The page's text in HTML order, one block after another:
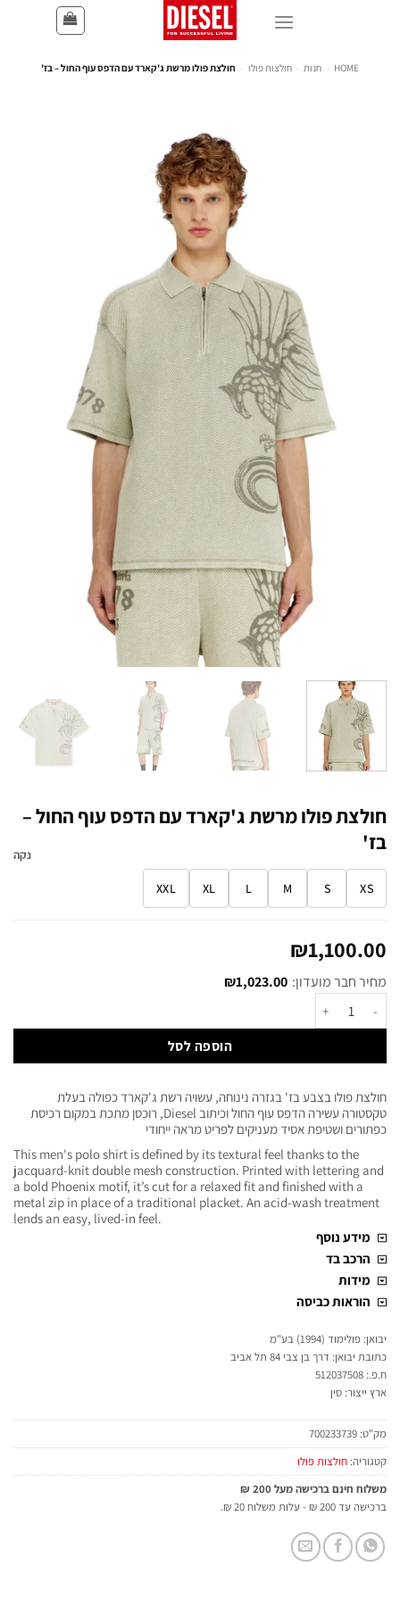
HOME
- חנות - חולצות פולו - חולצת פולו מרשת ג'קארד עם הדפס עוף החול – בז'
חולצת פולו מרשת ג'קארד עם הדפס עוף החול –
בז'
XS
S
M
L
XL
XXL
נקה
₪1,100.00
מחיר חבר מועדון: ₪1,023.00
הוספה לסל
חולצת פולו בצבע בז' בגזרה נינוחה, עשויה רשת ג'קארד כפולה בעלת
טקסטורה עשירה הדפס עוף החול וכיתוב Diesel, רוכסן מתכת במקום רכיסת
כפתורים ושטיפת אסיד מעניקים לפריט מראה ייחודי
This men's polo shirt is defined by its textural feel thanks to the
jacquard-knit double mesh construction. Printed with lettering and
a bold Phoenix motif, it’s cut for a relaxed fit and finished with a
metal zip in place of a traditional placket. An acid-wash treatment
lends an easy, lived-in feel.
מידע נוסף
הרכב בד
מידות
הוראות כביסה
יבואן: פולימוד (1994) בע"מ
כתובת יבואן: דרך בן צבי 84 תל אביב
ח.פ.: 512037508
ארץ ייצור: סין
מק"ט: 700233739
קטגוריה: חולצות פולו
משלוח חינם ברכישה מעל 200 ₪
ברכישה עד 200 ₪ - עלות משלוח 20 ₪.